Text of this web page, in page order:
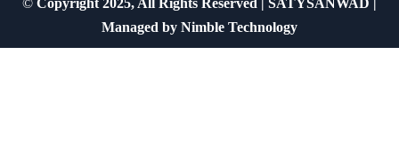
© Copyright 2025, All Rights Reserved | SATYSANWAD |
Managed by Nimble Technology